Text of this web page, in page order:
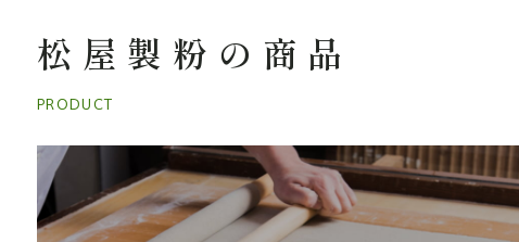
松屋製粉の商品
PRODUCT